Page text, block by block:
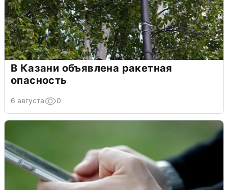
В Казани объявлена ракетная
опасность
6 августа 0